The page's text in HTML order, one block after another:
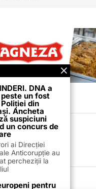
DNA a
un fost
din
Ancheta
suspiciuni
un concurs de
ai Direcției
Anticorupție au
percheziții la
pentru